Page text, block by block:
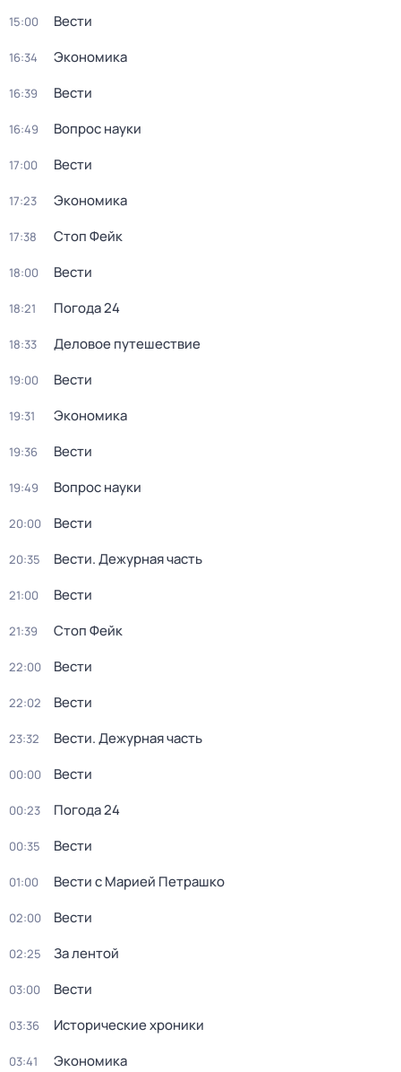
15:00 Вести
16:34 Экономика
16:39 Вести
16:49 Вопрос науки
17:00 Вести
17:23 Экономика
17:38 Стоп Фейк
18:00 Вести
18:21 Погода 24
18:33 Деловое путешествие
19:00 Вести
19:31 Экономика
19:36 Вести
19:49 Вопрос науки
20:00 Вести
20:35 Вести. Дежурная часть
21:00 Вести
21:39 Стоп Фейк
22:00 Вести
22:02 Вести
23:32 Вести. Дежурная часть
00:00 Вести
00:23 Погода 24
00:35 Вести
01:00 Вести с Марией Петрашко
02:00 Вести
02:25 За лентой
03:00 Вести
03:36 Исторические хроники
03:41 Экономика